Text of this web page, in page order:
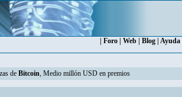
Foro| Web| Blog| Ayuda|
de Bitcoin, Medio millón USD en premios